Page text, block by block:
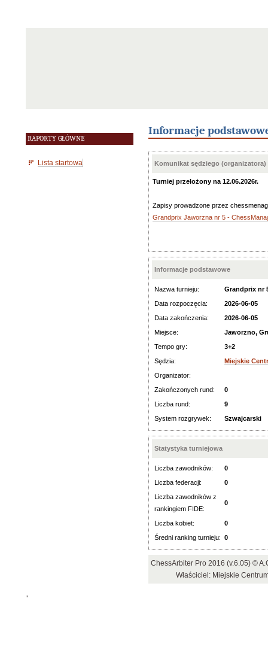
RAPORTY GŁÓWNE
Lista startowa
Informacje
Komunikat sędziego (organizatora)
Turniej przelożony na 12.06.2026r.
Zapisy prowadzone przez
Grandprix Jaworzna nr 5 -
Informacje podstawowe
Nazwa turnieju:
Grandprix nr
Data rozpoczęcia:
2026-06-05
Data zakończenia:
2026-06-05
Miejsce:
Jaworzno,
Tempo gry:
3+2
Sędzia:
Miejskie
Organizator:
Zakończonych rund:
0
Liczba rund:
9
System rozgrywek:
Szwajcarski
Statystyka turniejowa
Liczba zawodników:
0
Liczba federacji:
0
Liczba zawodników z
rankingiem FIDE:
0
Liczba kobiet:
0
Średni ranking turnieju: 0
ChessArbiter Pro 2016 (v.6.05) ©
Właściciel: Miejskie
'